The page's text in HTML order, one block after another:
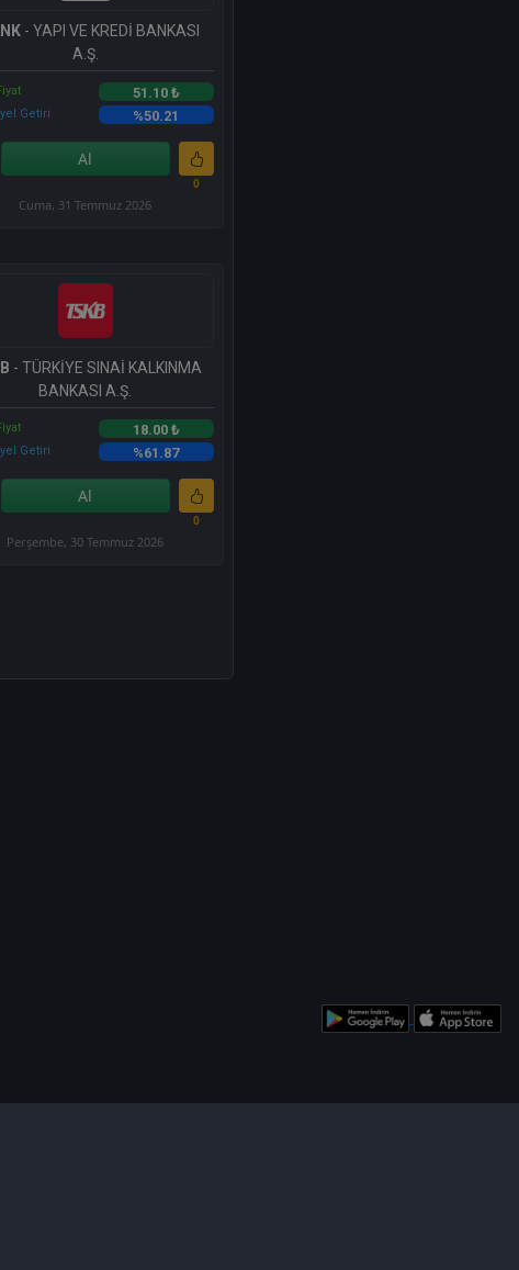
- YAPI VE KREDİ BANKASI
A.Ş.
51.10 ₺
Getiri %50.21
Al
0
Cuma, 31 Temmuz 2026
- TÜRKİYE SINAİ KALKINMA
BANKASI A.Ş.
18.00 ₺
Getiri %61.87
Al
0
Perşembe, 30 Temmuz 2026